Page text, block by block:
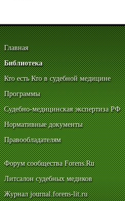
Главная
Библиотека
Кто есть Кто в судебной медицине
Программы
Судебно-медицинская экспертиза РФ
Нормативные документы
Правообладателям
Форум сообщества Forens.Ru
Литсалон судебных медиков
Журнал journal.forens-lit.ru